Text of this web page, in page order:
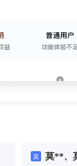
莫 莫**、